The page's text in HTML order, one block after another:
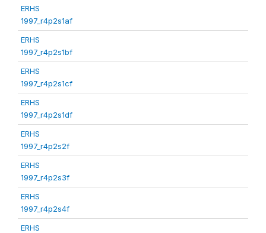
ERHS
1997_r4p2s1af
ERHS
1997_r4p2s1bf
ERHS
1997_r4p2s1cf
ERHS
1997_r4p2s1df
ERHS
1997_r4p2s2f
ERHS
1997_r4p2s3f
ERHS
1997_r4p2s4f
ERHS